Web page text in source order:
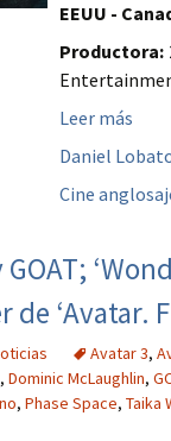
EEUU -
Productora:
Leer más
Daniel
Cine
de ‘Avatar.
Avatar 3,
, Dominic McLaughlin,
, Phase Space, Taika